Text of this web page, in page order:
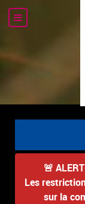
🚨
Les
sur la